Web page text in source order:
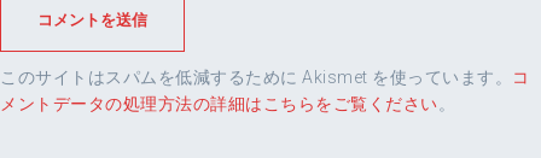
このサイトはスパムを低減するために Akismet を使っています。
コ
メントデータの処理方法の詳細はこちらをご覧ください。